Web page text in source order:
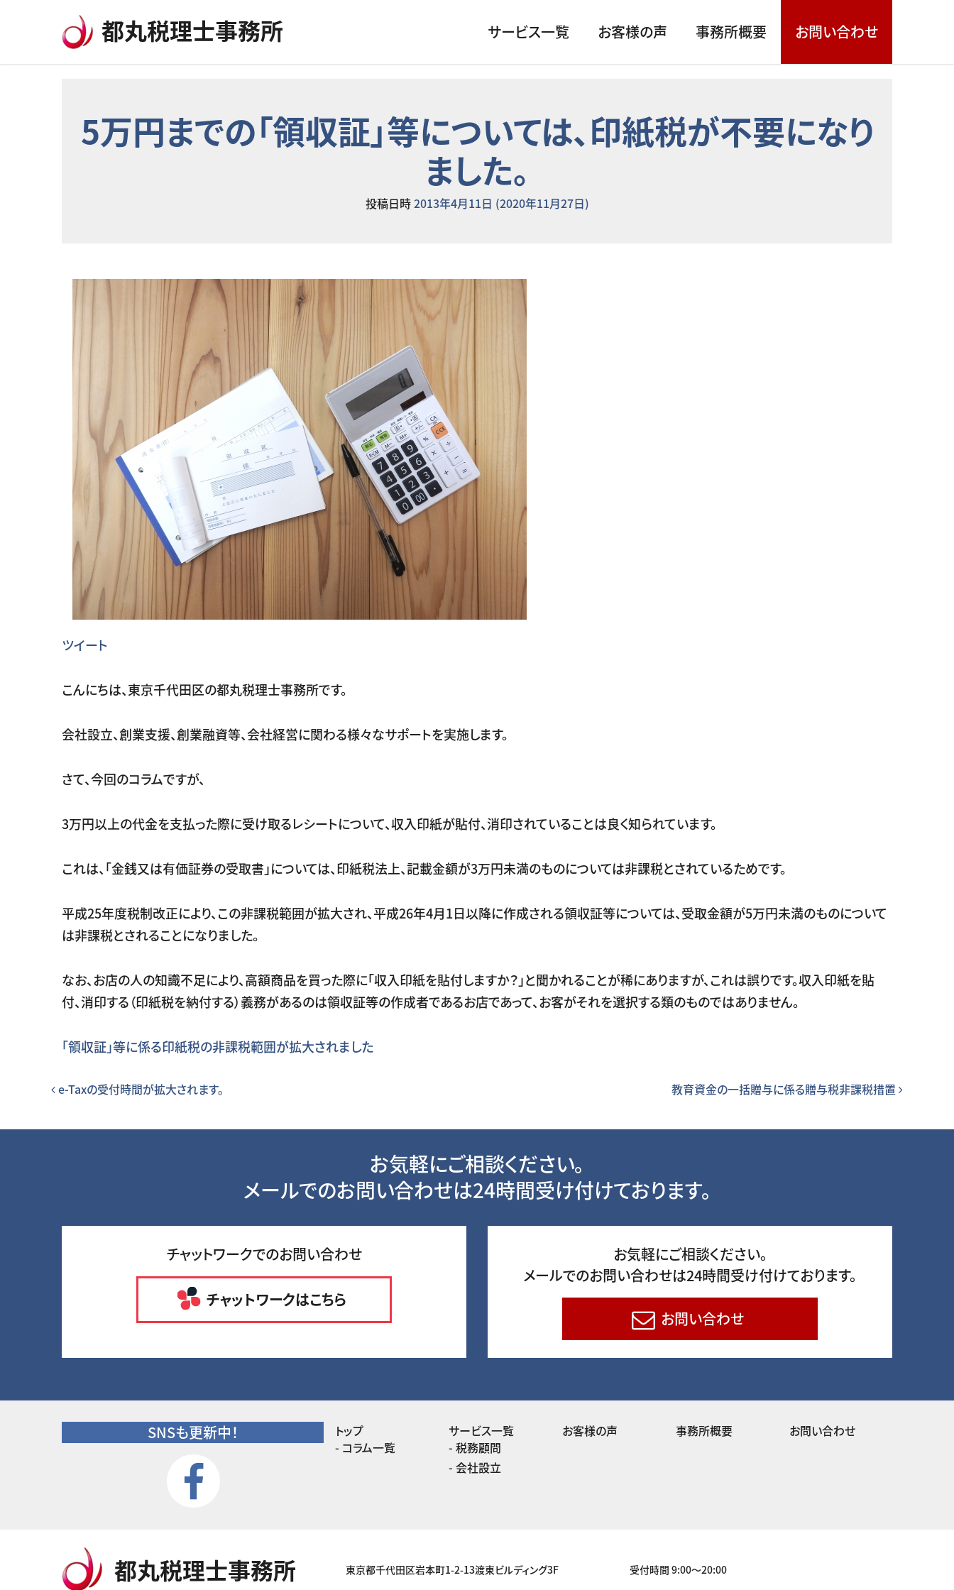
都丸税理士事務所 サービス一覧 お客様の声 事務所概要 お問い合わせ
5万円までの「領収証」等については、印紙税が不要になり
ました。
投稿日時2013年4月11日 (2020年11月27日)
ツイート
こんにちは、東京千代田区の都丸税理士事務所です。
会社設立、創業支援、創業融資等、会社経営に関わる様々なサポートを実施します。
さて、今回のコラムですが、
3万円以上の代金を支払った際に受け取るレシートについて、収入印紙が貼付、消印されていることは良く知られています。
これは、「金銭又は有価証券の受取書」については、印紙税法上、記載金額が3万円未満のものについては非課税とされているためです。
平成25年度税制改正により、この非課税範囲が拡大され、平成26年4月1日以降に作成される領収証等については、受取金額が5万円未満のものについて
は非課税とされることになりました。
なお、お店の人の知識不足により、高額商品を買った際に「収入印紙を貼付しますか？」と聞かれることが稀にありますが、これは誤りです。収入印紙を貼
付、消印する（印紙税を納付する）義務があるのは領収証等の作成者であるお店であって、お客がそれを選択する類のものではありません。
｢領収証｣等に係る印紙税の非課税範囲が拡大されました
投稿ナビゲーション
e-Taxの受付時間が拡大されます。 教育資金の一括贈与に係る贈与税非課税措置
お気軽にご相談ください。
メールでのお問い合わせは24時間受け付けております。
チャットワークでのお問い合わせ
チャットワークはこちら
お気軽にご相談ください。
メールでのお問い合わせは24時間受け付けております。
お問い合わせ
SNSも更新中！
トップ
コラム一覧
サービス一覧
税務顧問
会社設立
お客様の声 事務所概要 お問い合わせ
都丸税理士事務所 東京都千代田区岩本町1-2-13渡東ビルディング3F 受付時間 9:00～20:00